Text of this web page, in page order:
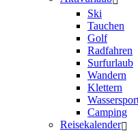
Ski
Tauchen
Golf
Radfahren
Surfurlaub
Wandern
Klettern
Camping
Reisekalender